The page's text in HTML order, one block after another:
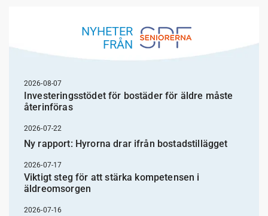
NYHETER
FRÅN
2026-08-07
Investeringsstödet för bostäder för äldre måste
återinföras
2026-07-22
Ny rapport: Hyrorna drar ifrån bostadstillägget
2026-07-17
Viktigt steg för att stärka kompetensen i
äldreomsorgen
2026-07-16